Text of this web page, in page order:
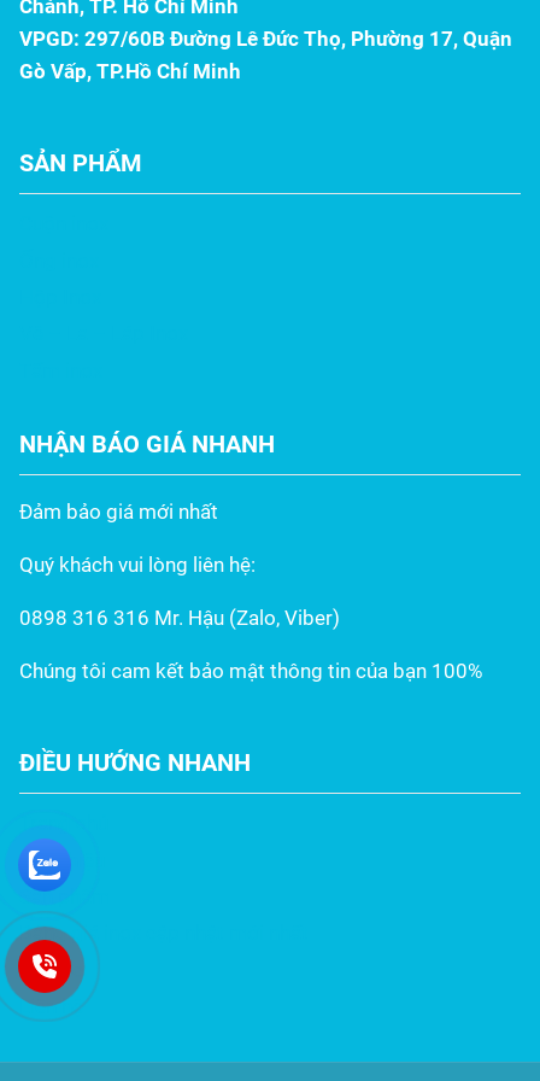
Chánh, TP. Hồ Chí Minh
VPGD: 297/60B Đường Lê Đức Thọ, Phường 17, Quận
Gò Vấp, TP.Hồ Chí Minh
SẢN PHẨM
NHẬN BÁO GIÁ NHANH
Đảm bảo giá mới nhất
Quý khách vui lòng liên hệ:
0898 316 316 Mr. Hậu (Zalo, Viber)
Chúng tôi cam kết bảo mật thông tin của bạn 100%
ĐIỀU HƯỚNG NHANH
Giới thiệu
Sản phẩm
Bảng giá inox cập nhật mới nhất
Tin tức
Liên hệ